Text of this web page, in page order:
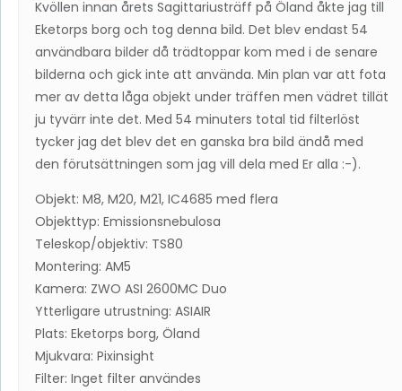
Kvöllen innan årets Sagittariusträff på Öland åkte jag till
Eketorps borg och tog denna bild. Det blev endast 54
användbara bilder då trädtoppar kom med i de senare
bilderna och gick inte att använda. Min plan var att fota
mer av detta låga objekt under träffen men vädret tillät
ju tyvärr inte det. Med 54 minuters total tid filterlöst
tycker jag det blev det en ganska bra bild ändå med
den förutsättningen som jag vill dela med Er alla :-).
Objekt: M8, M20, M21, IC4685 med flera
Objekttyp: Emissionsnebulosa
Teleskop/objektiv: TS80
Montering: AM5
Kamera: ZWO ASI 2600MC Duo
Ytterligare utrustning: ASIAIR
Plats: Eketorps borg, Öland
Mjukvara: Pixinsight
Filter: Inget filter användes